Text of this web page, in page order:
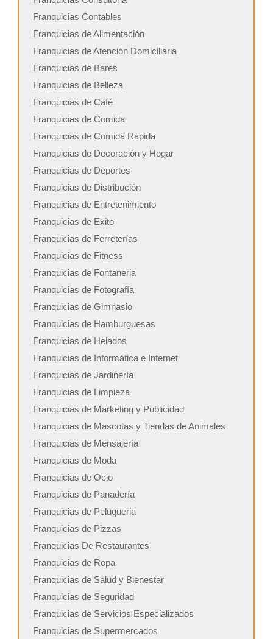
Franquicias Contables
Franquicias de Alimentación
Franquicias de Atención Domiciliaria
Franquicias de Bares
Franquicias de Belleza
Franquicias de Café
Franquicias de Comida
Franquicias de Comida Rápida
Franquicias de Decoración y Hogar
Franquicias de Deportes
Franquicias de Distribución
Franquicias de Entretenimiento
Franquicias de Exito
Franquicias de Ferreterías
Franquicias de Fitness
Franquicias de Fontaneria
Franquicias de Fotografía
Franquicias de Gimnasio
Franquicias de Hamburguesas
Franquicias de Helados
Franquicias de Informática e Internet
Franquicias de Jardinería
Franquicias de Limpieza
Franquicias de Marketing y Publicidad
Franquicias de Mascotas y Tiendas de Animales
Franquicias de Mensajería
Franquicias de Moda
Franquicias de Ocio
Franquicias de Panadería
Franquicias de Peluqueria
Franquicias de Pizzas
Franquicias De Restaurantes
Franquicias de Ropa
Franquicias de Salud y Bienestar
Franquicias de Seguridad
Franquicias de Servicios Especializados
Franquicias de Supermercados